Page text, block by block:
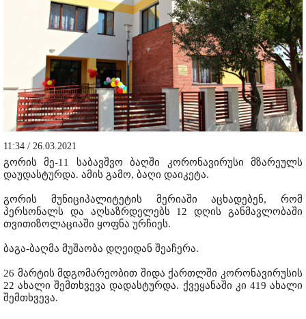
11:34 / 26.03.2021
გორის მე-11 საბავშვო ბაღში კორონავირუსი მზარეულს
დაუდასტურდა. ამის გამო, ბაღი დაიკეტა.
გორის მუნიციპალიტეტის მერიაში აცხადებენ, რომ
პერსონალს და აღსაზრდელებს 12 დღის განმავლობაში
თვითიზოლაციაში ყოფნა ურჩიეს.
ბაგა-ბაღმა მუშაობა დღეიდან შეაჩერა.
26 მარტის მდგომარეობით შიდა ქართლში კორონავირუსის
22 ახალი შემთხვევა დადასტურდა. ქვეყანაში კი 419 ახალი
შემთხვევა.